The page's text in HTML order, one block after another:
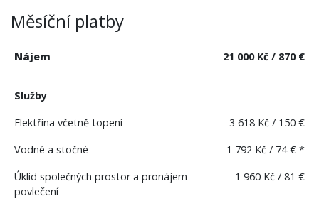
Měsíční platby
Nájem 21 000 Kč / 870 €
Služby
Elektřina včetně topení
3 618 Kč / 150 €
Vodné a stočné
1 792 Kč / 74 € *
Úklid společných prostor a pronájem
povlečení
1 960 Kč / 81 €